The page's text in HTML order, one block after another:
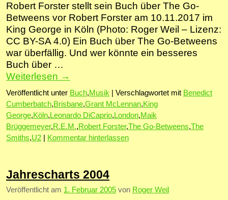
Robert Forster stellt sein Buch über The Go-
Betweens vor Robert Forster am 10.11.2017 im
King George in Köln (Photo: Roger Weil – Lizenz:
CC BY-SA 4.0) Ein Buch über The Go-Betweens
war überfällig. Und wer könnte ein besseres
Buch über …
Weiterlesen →
Veröffentlicht unter Buch,Musik Verschlagwortet mit Benedict
Cumberbatch,Brisbane,Grant McLennan,King
George,Köln, Leonardo DiCaprio, London,Maik
Brüggemeyer,R.E.M.,Robert Forster,The Go-Betweens,The
Smiths,U2 Kommentar hinterlassen
Jahrescharts 2004
Veröffentlicht am 1. Februar 2005 von Roger Weil